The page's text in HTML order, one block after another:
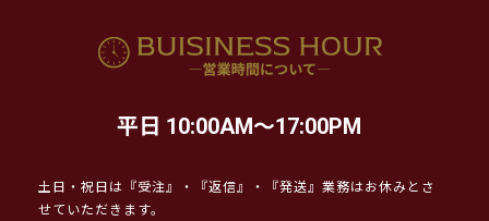
平日 10:00AM～17:00PM
土日・祝日は『受注』・『返信』・『発送』業務はお休みとさ
せていただきます。